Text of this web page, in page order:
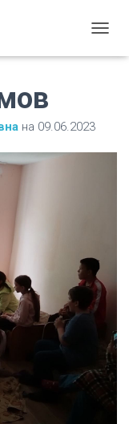
Е
Г
А
Ц
на 09.06.2023